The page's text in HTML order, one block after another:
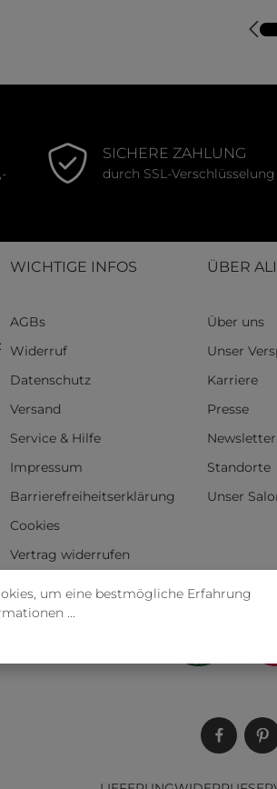
Durchschnittliche Bewertung von 0
SICHERE ZAHLUNG
durch SSL-Verschlüsselung
WICHTIGE INFOS
AGBs
Widerruf
Datenschutz
Versand
Service & Hilfe
Impressum
Barrierefreiheitserklärung
Cookies
Vertrag widerrufen
ÜBER
Über uns
Unser
Karriere
Presse
Newsletter
Standorte
Unser
um eine bestmögliche Erfahrung
...